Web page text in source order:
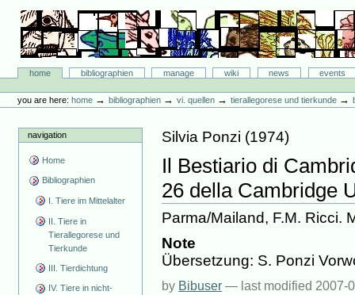
content.
navigation
Bibliographie-Portal
Sectionshome bibliographien manage wiki news
events
tools
you are here: home →bibliographien →vi. quellen →tierallegorese und tierkunde →
navigation
Home
Bibliographien
I. Tiere im Mittelalter
II. Tiere in
Tierallegorese und
Tierkunde
III. Tierdichtung
IV. Tiere in nicht-
Silvia Ponzi (1974)
Il Bestiario di
26 della Cambridge
Parma/Mailand, F.M. Ricci.
Note
Übersetzung: S. Ponzi
by Bibuser — last modified 2007-